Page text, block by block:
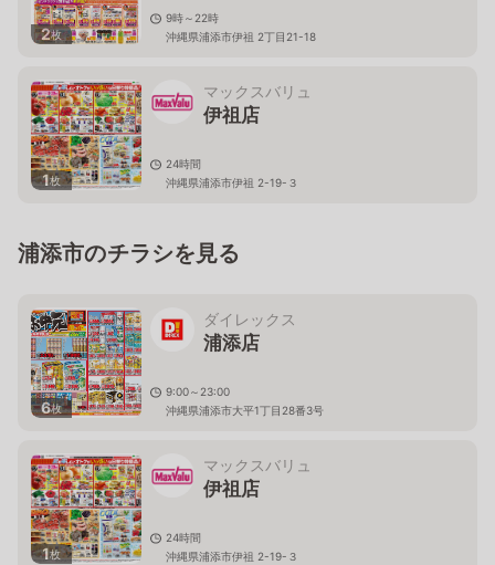
2枚
9時～22時
沖縄県浦添市伊祖 2丁目21-18
1枚
マックスバリュ
伊祖店
24時間
沖縄県浦添市伊祖 2-19-３
浦添市のチラシを見る
6枚
ダイレックス
浦添店
9:00～23:00
沖縄県浦添市大平1丁目28番3号
1枚
マックスバリュ
伊祖店
24時間
沖縄県浦添市伊祖 2-19-３